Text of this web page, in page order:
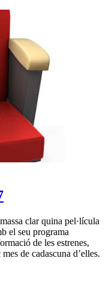
clar quina pel·lícula
el seu programa
de les estrenes,
de cadascuna d’elles.